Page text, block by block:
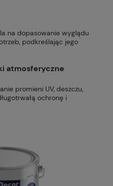
na dopasowanie wyglądu
podkreślając jego
atmosferyczne
promieni UV, deszczu,
ochronę i